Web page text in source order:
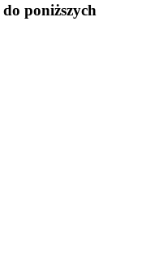
poniższych